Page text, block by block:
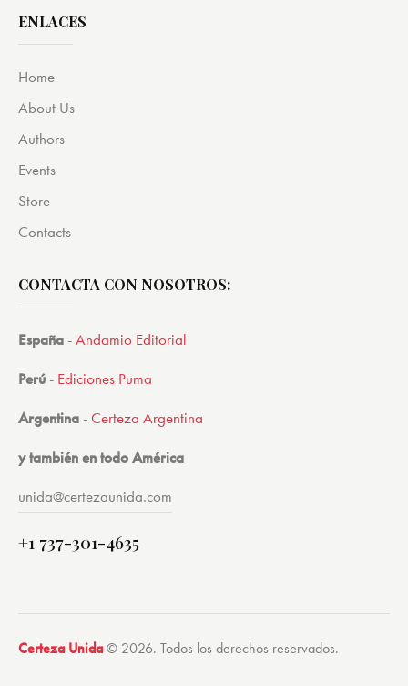
ENLACES
Home
About Us
Authors
Events
Store
Contacts
CONTACTA CON NOSOTROS:
España -Andamio Editorial
Perú - Ediciones Puma
Argentina -Certeza Argentina
y también en todo América
unida@certezaunida.com
+1 737-301-4635
Certeza Unida© 2026. Todos los derechos reservados.